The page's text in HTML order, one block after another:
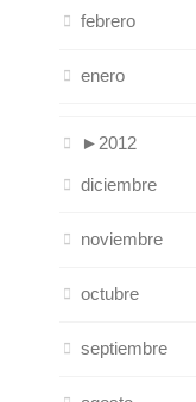
febrero
enero
► 2012
diciembre
noviembre
octubre
septiembre